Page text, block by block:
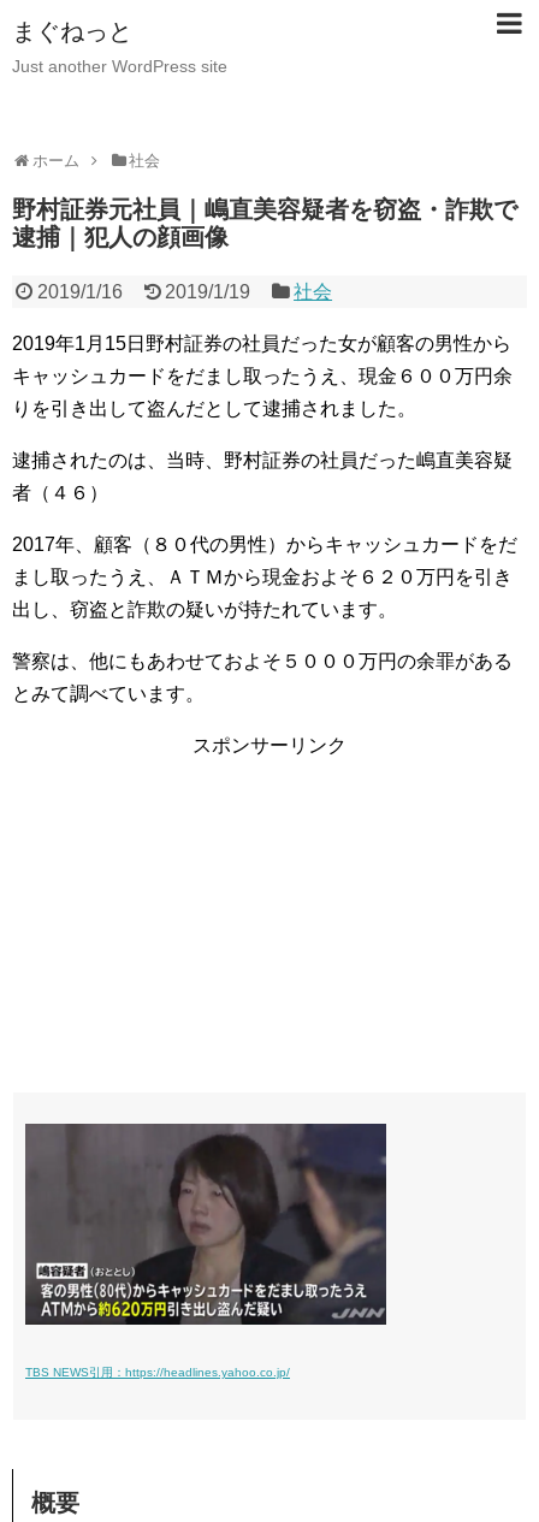
まぐねっと
Just another WordPress site
ホーム 社会
野村証券元社員｜嶋直美容疑者を窃盗・詐欺で
逮捕｜犯人の顔画像
2019/1/16 2019/1/19 社会
2019年1月15日野村証券の社員だった女が顧客の男性から
キャッシュカードをだまし取ったうえ、現金６００万円余
りを引き出して盗んだとして逮捕されました。
逮捕されたのは、当時、野村証券の社員だった嶋直美容疑
者（４６）
2017年、顧客（８０代の男性）からキャッシュカードをだ
まし取ったうえ、ＡＴＭから現金およそ６２０万円を引き
出し、窃盗と詐欺の疑いが持たれています。
警察は、他にもあわせておよそ５０００万円の余罪がある
とみて調べています。
スポンサーリンク
TBS NEWS引用：https://headlines.yahoo.co.jp/
概要